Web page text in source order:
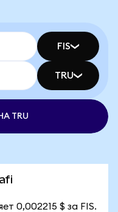
FIS
TRU
TRU
0,002215 $ за FIS.